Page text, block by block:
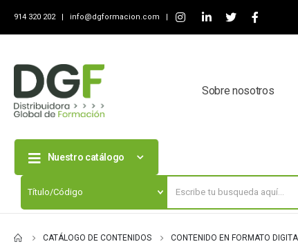
914 320 202 | info@dgformacion.com |
Sobre nosotros
Nuestro catálogo
CATÁLOGO DE CONTENIDOS CONTENIDO EN FORMATO